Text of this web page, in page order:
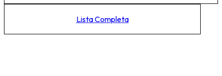
Lista Completa